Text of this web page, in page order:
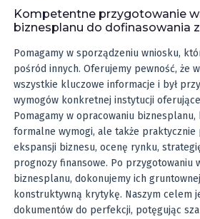
Kompetentne przygotowanie
biznesplanu do dofinasowania
Pomagamy w sporządzeniu wniosku,
pośród innych. Oferujemy pewność, że
wszystkie kluczowe informacje i był
wymogów konkretnej instytucji
Pomagamy w opracowaniu
formalne wymogi, ale także praktycznie
ekspansji biznesu, ocenę rynku,
prognozy finansowe. Po przygotowaniu
biznesplanu, dokonujemy ich
konstruktywną krytykę. Naszym celem
dokumentów do perfekcji, potęgując